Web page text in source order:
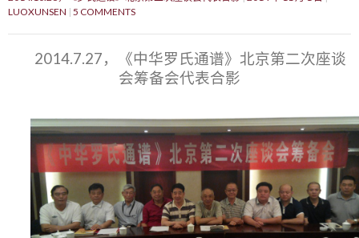
LUOXUNSEN 5 COMMENTS
2014.7.27，《中华罗氏通谱》北京第二次座谈
会筹备会代表合影